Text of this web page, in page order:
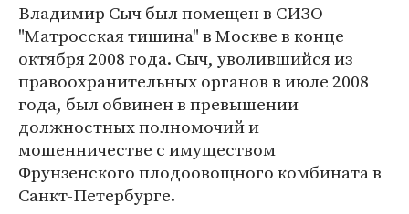
Владимир Сыч был помещен в СИЗО
"Матросская тишина" в Москве в конце
октября 2008 года. Сыч, уволившийся из
правоохранительных органов в июле 2008
года, был обвинен в превышении
должностных полномочий и
мошенничестве с имуществом
Фрунзенского плодоовощного комбината в
Санкт-Петербурге.